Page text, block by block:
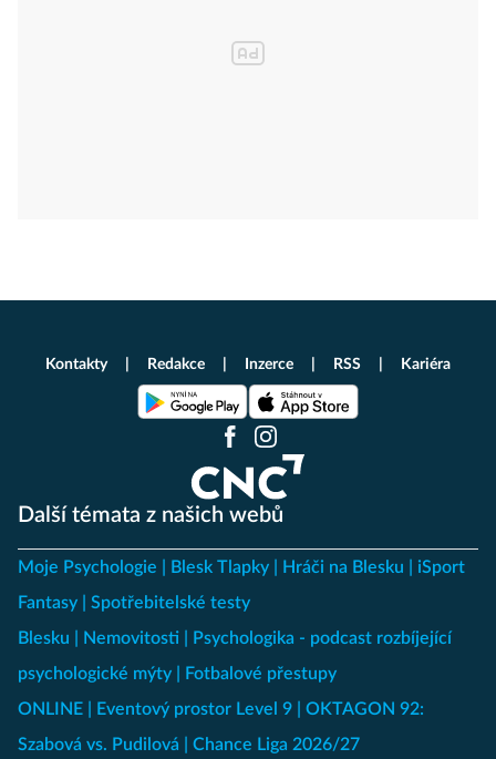
Další témata z našich webů
Moje Psychologie Blesk Tlapky Hráči na Blesku
iSport
Fantasy
Spotřebitelské testy
Blesku
Nemovitosti
Psychologika - podcast rozbíjející
psychologické mýty
Fotbalové přestupy
ONLINE
Eventový prostor Level 9
OKTAGON 92:
Szabová vs. Pudilová
Chance Liga 2026/27
Kontakty Redakce Inzerce RSS Kariéra